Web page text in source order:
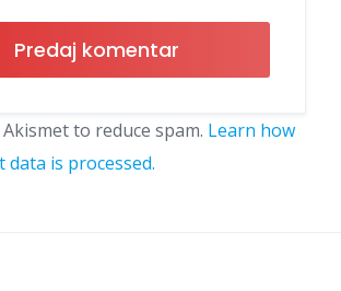
to reduce spam. Learn how
is processed.